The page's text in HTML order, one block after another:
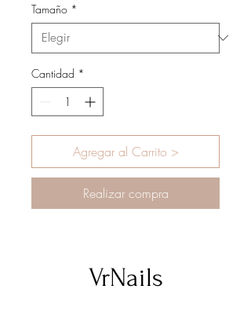
Tamaño *
Cantidad *
Agregar al Carrito >
Realizar compra
VrNails